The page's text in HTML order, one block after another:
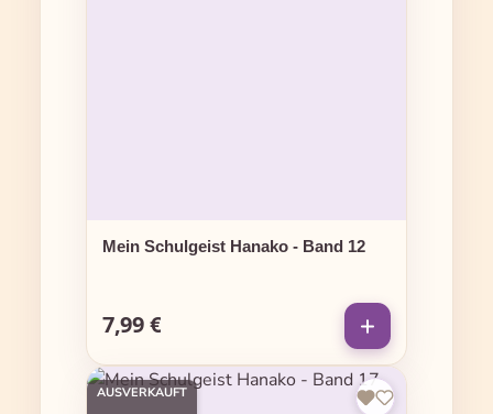
Mein Schulgeist Hanako - Band 12
Regulärer Preis:
7,99 €
AUSVERKAUFT